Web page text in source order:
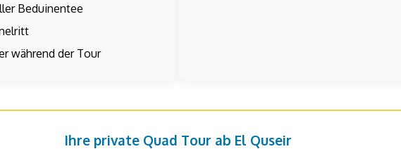
Beduinentee
während der Tour
Ihre private Quad Tour ab El Quseir